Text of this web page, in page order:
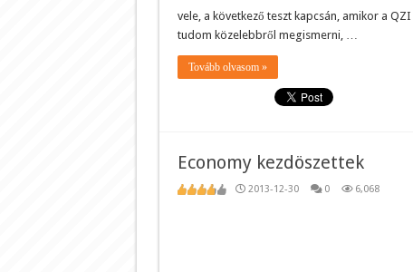
vele, a következő teszt kapcsán, amikor a
tudom közelebbről megismerni, …
Tovább olvasom »
Economy kezdöszettek
2013-12-30 0 6,068